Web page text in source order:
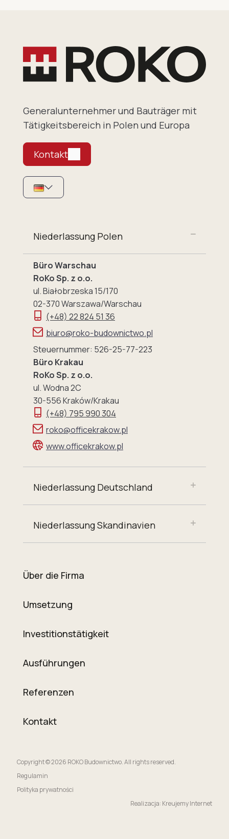
Generalunternehmer und Bauträger mit
Tätigkeitsbereich in Polen und Europa
Kontakt
Niederlassung Polen
Büro Warschau
RoKo Sp. z o.o.
ul. Białobrzeska 15/170
02-370 Warszawa/Warschau
(+48) 22 824 51 36
biuro@roko-budownictwo.pl
Steuernummer: 526-25-77-223
Büro Krakau
RoKo Sp. z o.o.
ul. Wodna 2C
30-556 Kraków/Krakau
(+48) 795 990 304
roko@officekrakow.pl
www.officekrakow.pl
Niederlassung Deutschland
Niederlassung Skandinavien
Über die Firma
Umsetzung
Investitionstätigkeit
Ausführungen
Referenzen
Kontakt
Copyright © 2026 ROKO Budownictwo. All rights reserved.
Regulamin
Polityka prywatności
Realizacja: Kreujemy Internet